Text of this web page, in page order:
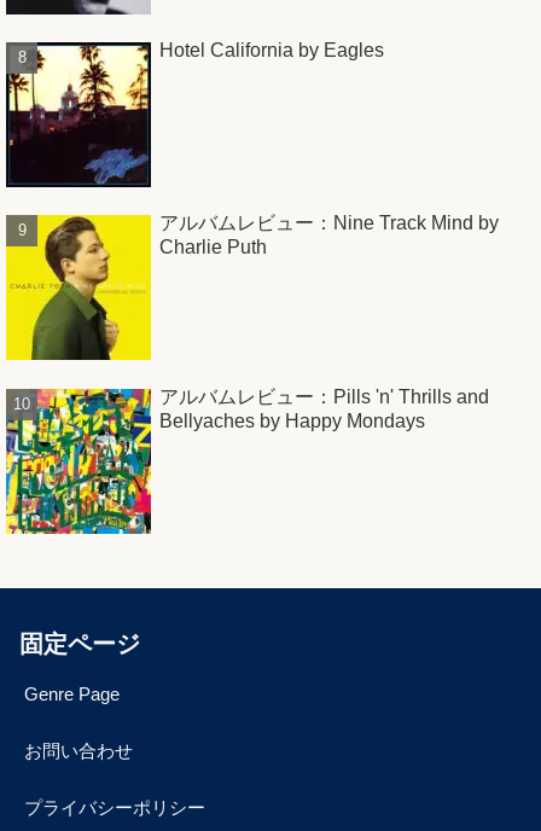
Hotel California by Eagles
アルバムレビュー：Nine Track Mind by
Charlie Puth
アルバムレビュー：Pills 'n' Thrills and
Bellyaches by Happy Mondays
固定ページ
Genre Page
お問い合わせ
プライバシーポリシー